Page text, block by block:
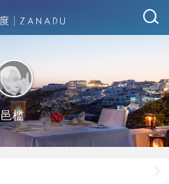
邑槛